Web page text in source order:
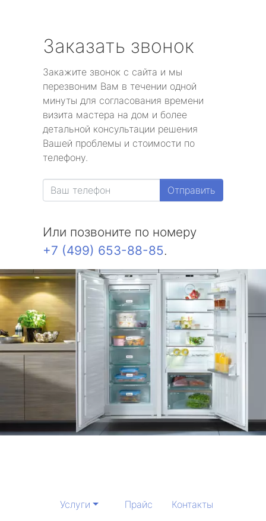
Заказать звонок
Закажите звонок с сайта и мы
перезвоним Вам в течении одной
минуты для согласования времени
визита мастера на дом и более
детальной консультации решения
Вашей проблемы и стоимости по
телефону.
Отправить
Или позвоните по номеру
+7 (499) 653-88-85.
Услуги Прайс
Контакты